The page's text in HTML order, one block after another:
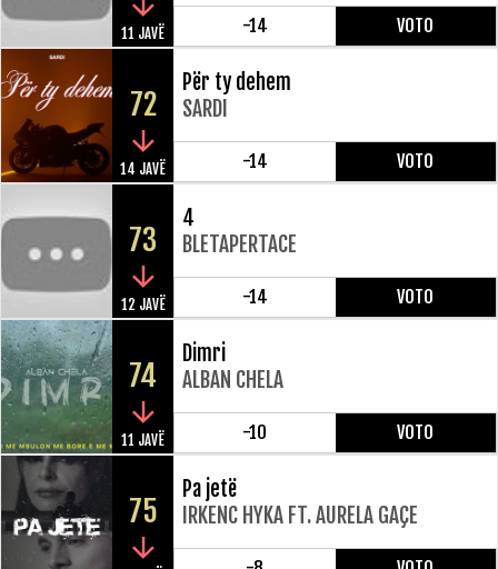
11 JAVË -14 VOTO
72
14 JAVË
Për ty dehem
SARDI
-14 VOTO
73
12 JAVË
4
BLETAPERTACE
-14 VOTO
74
11 JAVË
Dimri
ALBAN CHELA
-10 VOTO
75
Pa jetë
IRKENC HYKA FT. AURELA GAÇE